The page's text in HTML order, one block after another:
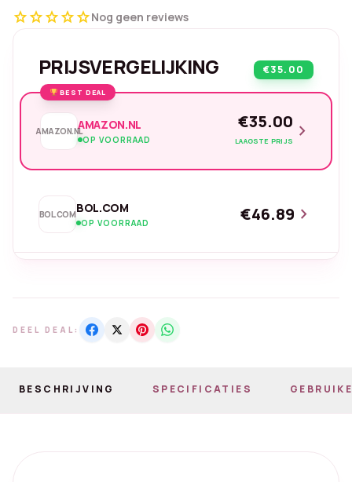
starstarstarstarstarNog geen reviews
PRIJSVERGELIJKING €35.00
BEST DEAL
AMAZON.NLAMAZON.NL
OP VOORRAAD
€35.00
LAAGSTE PRIJS chevron_right
BOL.COMBOL.COM
OP VOORRAAD €46.89 chevron_right
DEEL DEAL:
BESCHRIJVING SPECIFICATIES